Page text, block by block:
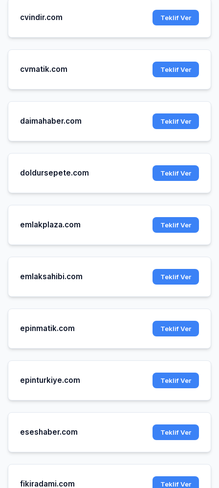
cvindir.com Teklif Ver
cvmatik.com Teklif Ver
daimahaber.com Teklif Ver
doldursepete.com Teklif Ver
emlakplaza.com Teklif Ver
emlaksahibi.com Teklif Ver
epinmatik.com Teklif Ver
epinturkiye.com Teklif Ver
eseshaber.com Teklif Ver
fikiradami.com Teklif Ver